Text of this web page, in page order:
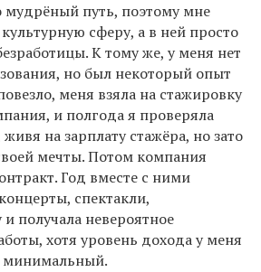
мудрёный путь, поэтому мне
сферу, а в ней просто
К тому же, у меня нет
но был некоторый опыт
меня взяла на стажировку
и полгода я проверяла
на зарплату стажёра, но зато
мечты. Потом компания
Год вместе с ними
спектакли,
получала невероятное
хотя уровень дохода у меня
минимальный.